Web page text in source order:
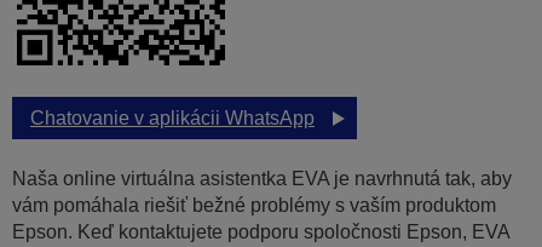
Chatovanie v aplikácii WhatsApp
Naša online virtuálna asistentka EVA je navrhnutá tak, aby
vám pomáhala riešiť bežné problémy s vaším produktom
Epson. Keď kontaktujete podporu spoločnosti Epson, EVA